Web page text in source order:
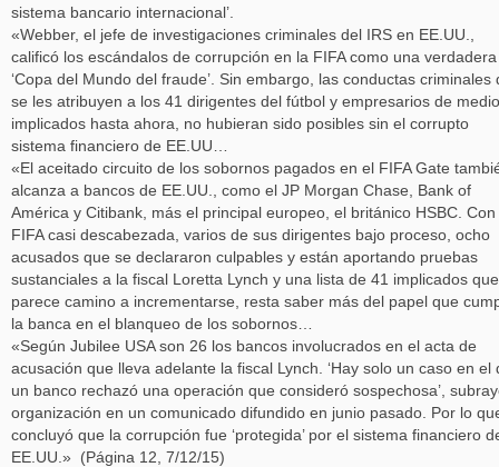
sistema bancario internacional’.
«Webber, el jefe de investigaciones criminales del IRS en EE.UU.,
calificó los escándalos de corrupción en la FIFA como una verdadera
‘Copa del Mundo del fraude’. Sin embargo, las conductas criminales
se les atribuyen a los 41 dirigentes del fútbol y empresarios de
implicados hasta ahora, no hubieran sido posibles sin el corrupto
sistema financiero de EE.UU…
«El aceitado circuito de los sobornos pagados en el FIFA Gate
alcanza a bancos de EE.UU., como el JP Morgan Chase, Bank of
América y Citibank, más el principal europeo, el británico HSBC. Con
FIFA casi descabezada, varios de sus dirigentes bajo proceso, ocho
acusados que se declararon culpables y están aportando pruebas
sustanciales a la fiscal Loretta Lynch y una lista de 41 implicados que
parece camino a incrementarse, resta saber más del papel que
la banca en el blanqueo de los sobornos…
«Según Jubilee USA son 26 los bancos involucrados en el acta de
acusación que lleva adelante la fiscal Lynch. ‘Hay solo un caso en el
un banco rechazó una operación que consideró sospechosa’,
organización en un comunicado difundido en junio pasado. Por lo
concluyó que la corrupción fue ‘protegida’ por el sistema financiero
EE.UU.» (Página 12, 7/12/15)